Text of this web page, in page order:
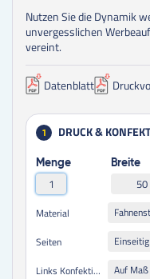
Nutzen Sie die Dynamik
unvergesslichen
vereint.
Datenblatt
1 DRUCK &
Menge Breite
Material
Seiten
Einseitig
Links Konfektionierung
Auf